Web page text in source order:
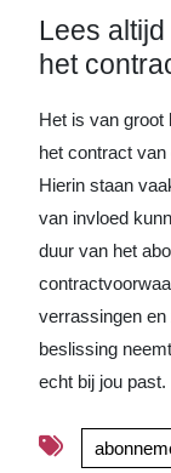
Lees
het
Het is van groot
het contract
Hierin staan
van invloed
duur van het
verrassingen
beslissing
echt bij jou past.